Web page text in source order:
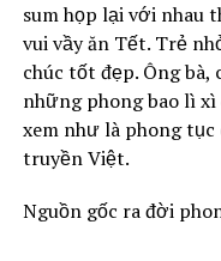
sum họp lại với nhau
vui vầy ăn Tết. Trẻ
chúc tốt đẹp. Ông
những phong bao lì
xem như là phong
truyền Việt.
Nguồn gốc ra đời